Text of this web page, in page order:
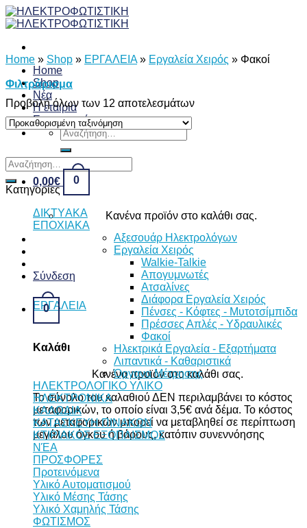
Skip
to
Home
Shop
Νέα
Η εταιρία
Επικοινωνία
Αναζήτηση
για:
0,00€ 0
Κανένα προϊόν στο καλάθι σας.
Σύνδεση
0
Καλάθι
Κανένα προϊόν στο καλάθι σας.
Το σύνολο του καλαθιού ΔΕΝ περιλαμβάνει το κόστος
μεταφορικών, το οποίο είναι 3,5€ ανά δέμα. Το κόστος
των μεταφορικών μπορεί να μεταβληθεί σε περίπτωση
μεγάλου όγκου ή βάρους, κατόπιν συνεννόησης
Home » Shop » ΕΡΓΑΛΕΙΑ » Εργαλεία Χειρός » Φακοί
Φιλτράρισμα
Προβολή όλων των 12 αποτελεσμάτων
Αναζήτηση
για:
Κατηγορίες
ΔΙKTΥAKA
ΕΠΟΧΙΑΚΑ
ΕΡΓΑΛΕΙΑ
Αξεσουάρ Ηλεκτρολόγων
Εργαλεία Χειρός
Walkie-Talkie
Απογυμνωτές
Ατσαλίνες
Διάφορα Εργαλεία Χειρός
Πένσες - Κόφτες - Μυτοτσίμπιδα
Πρέσσες Απλές - Υδραυλικές
Φακοί
Ηλεκτρικά Εργαλεία - Εξαρτήματα
Λιπαντικά - Καθαριστικά
Όργανα Μέτρησης
ΗΛΕΚΤΡΟΛΟΓΙΚΟ ΥΛΙΚΟ
ΗΛΕΚΤΡΟΝΙΚΑ
ΚΑΛΩΔΙΑ
ΚΑΤΑΣΚΕΥΗ ΠΙΝΑΚΩΝ
ΚΤΙΡΙΑΚΟΣ ΕΞΟΠΛΙΣΜΟΣ
ΝΈΑ
ΠΡΟΣΦΟΡΕΣ
Προτεινόμενα
Υλικό Αυτοματισμού
Υλικό Μέσης Τάσης
Υλικό Χαμηλής Τάσης
ΦΩΤΙΣΜΟΣ